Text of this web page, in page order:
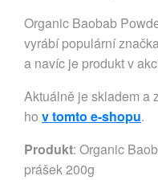
Organic Baobab
vyrábí populární
a navíc je produkt v
Aktuálně je skladem a
ho v tomto e-shopu.
Produkt: Organic
prášek 200g